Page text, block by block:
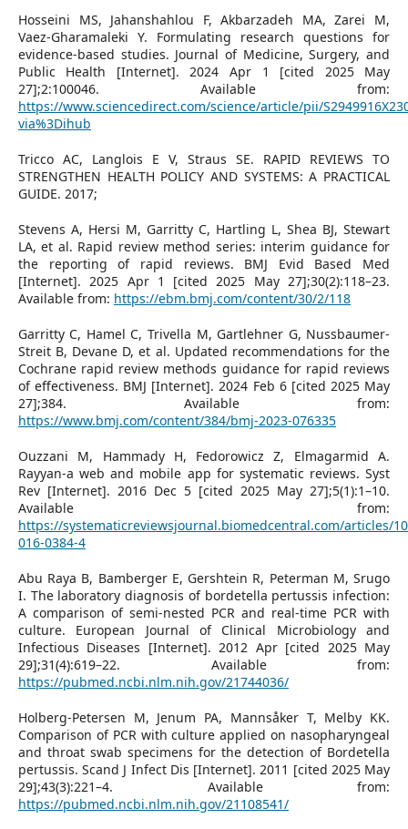
Hosseini MS, Jahanshahlou F, Akbarzadeh MA, Zarei M,
Vaez-Gharamaleki Y. Formulating research questions for
evidence-based studies. Journal of Medicine, Surgery, and
Public Health [Internet]. 2024 Apr 1 [cited 2025 May
27];2:100046. Available from:
https://www.sciencedirect.com/science/article/pii/
via%3Dihub
Tricco AC, Langlois E V, Straus SE. RAPID REVIEWS TO
STRENGTHEN HEALTH POLICY AND SYSTEMS: A PRACTICAL
GUIDE. 2017;
Stevens A, Hersi M, Garritty C, Hartling L, Shea BJ, Stewart
LA, et al. Rapid review method series: interim guidance for
the reporting of rapid reviews. BMJ Evid Based Med
[Internet]. 2025 Apr 1 [cited 2025 May 27];30(2):118–23.
Available from: https://ebm.bmj.com/content/30/2/118
Garritty C, Hamel C, Trivella M, Gartlehner G, Nussbaumer-
Streit B, Devane D, et al. Updated recommendations for the
Cochrane rapid review methods guidance for rapid reviews
of effectiveness. BMJ [Internet]. 2024 Feb 6 [cited 2025 May
27];384. Available from:
https://www.bmj.com/content/384/bmj-2023-076335
Ouzzani M, Hammady H, Fedorowicz Z, Elmagarmid A.
Rayyan-a web and mobile app for systematic reviews. Syst
Rev [Internet]. 2016 Dec 5 [cited 2025 May 27];5(1):1–10.
Available from:
https://systematicreviewsjournal.biomedcentral.com/articles/
016-0384-4
Abu Raya B, Bamberger E, Gershtein R, Peterman M, Srugo
I. The laboratory diagnosis of bordetella pertussis infection:
A comparison of semi-nested PCR and real-time PCR with
culture. European Journal of Clinical Microbiology and
Infectious Diseases [Internet]. 2012 Apr [cited 2025 May
29];31(4):619–22. Available from:
https://pubmed.ncbi.nlm.nih.gov/21744036/
Holberg-Petersen M, Jenum PA, Mannsåker T, Melby KK.
Comparison of PCR with culture applied on nasopharyngeal
and throat swab specimens for the detection of Bordetella
pertussis. Scand J Infect Dis [Internet]. 2011 [cited 2025 May
29];43(3):221–4. Available from:
https://pubmed.ncbi.nlm.nih.gov/21108541/